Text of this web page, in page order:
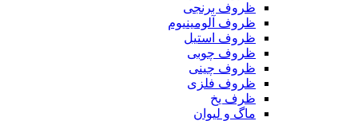
ظروف برنجی
ظروف آلومینیوم
ظروف استیل
ظروف چوبی
ظروف چینی
ظروف فلزی
ظرف یخ
ماگ و لیوان